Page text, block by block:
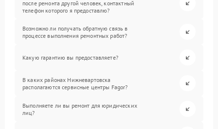
после ремонта другой человек, контактный
телефон которого я предоставлю?
Возможно ли получать обратную связь в
процессе выполнения ремонтных работ?
Какую гарантию вы предоставляете?
В каких районах Нижневартовска
располагаются сервисные центры Fagor?
Выполняете ли вы ремонт для юридических
лиц?